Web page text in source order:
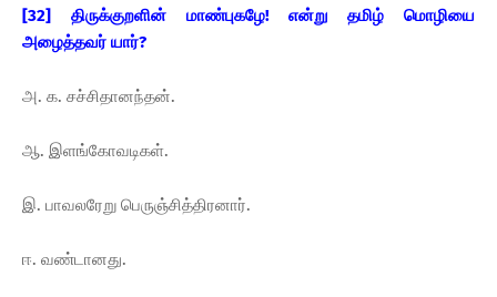
[32] திருக்குறளின் மாண்புகழே! என்று தமிழ் மொழியை
அழைத்தவர் யார்?
அ. க. சச்சிதானந்தன்.
ஆ. இளங்கோவடிகள்.
இ. பாவலரேறு பெருஞ்சித்திரனார்.
ஈ. வண்டானது.